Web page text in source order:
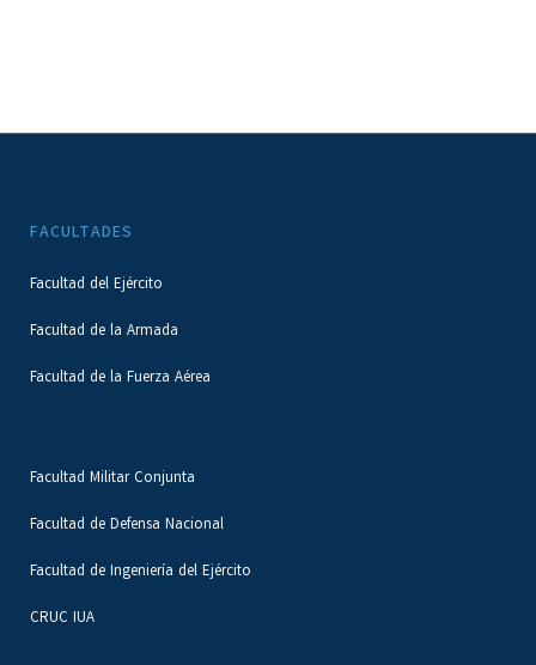
FACULTADES
Facultad del Ejército
Facultad de la Armada
Facultad de la Fuerza Aérea
Facultad Militar Conjunta
Facultad de Defensa Nacional
Facultad de Ingeniería del Ejército
CRUC IUA